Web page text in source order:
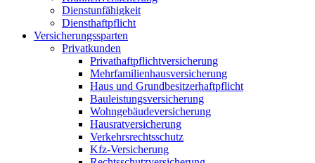
Dienstunfähigkeit
Diensthaftpflicht
Versicherungssparten
Privatkunden
Privathaftpflichtversicherung
Mehrfamilienhausversicherung
Haus und Grundbesitzerhaftpflicht
Bauleistungsversicherung
Wohngebäudeversicherung
Hausratversicherung
Verkehrsrechtsschutz
Kfz-Versicherung